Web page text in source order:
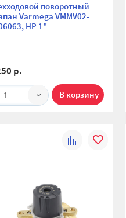
поворотный
Varmega VMMV02-
НР 1"
р.
1